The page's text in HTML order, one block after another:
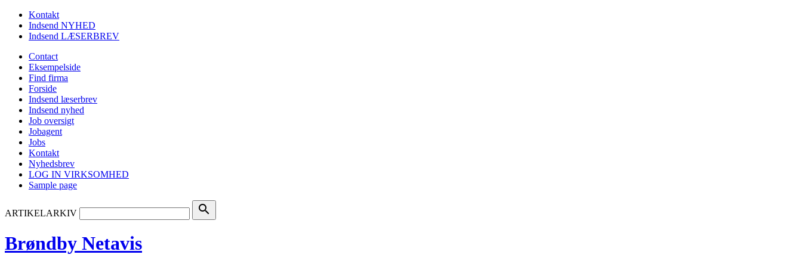
Kontakt
Indsend NYHED
Indsend LÆSERBREV
Contact
Eksempelside
Find firma
Forside
Indsend læserbrev
Indsend nyhed
Job oversigt
Jobagent
Jobs
Kontakt
Nyhedsbrev
LOG IN VIRKSOMHED
Sample page
ARTIKELARKIV search
Brøndby Netavis